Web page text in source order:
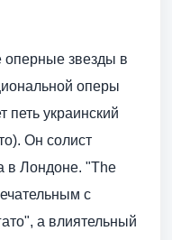
оперные звезды в
оперы
петь украинский
Он солист
в Лондоне. "The
с
а влиятельный